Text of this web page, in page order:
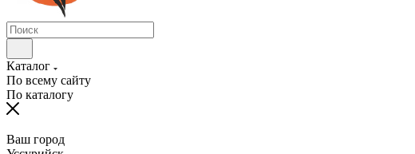
Каталог
По всему сайту
По каталогу
Ваш город